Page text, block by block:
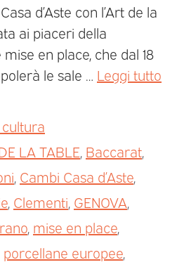
d’Aste con l’Art de la
ai piaceri della
en place, che dal 18
le sale … Leggi tutto
LA TABLE Baccarat
Cambi Casa d’Aste
Clementi GENOVA
mise en place
porcellane europee